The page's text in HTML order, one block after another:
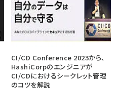
CI/CD Conference 2023から、
HashiCorpのエンジニアが
CI/CDにおけるシークレット管理
のコツを解説